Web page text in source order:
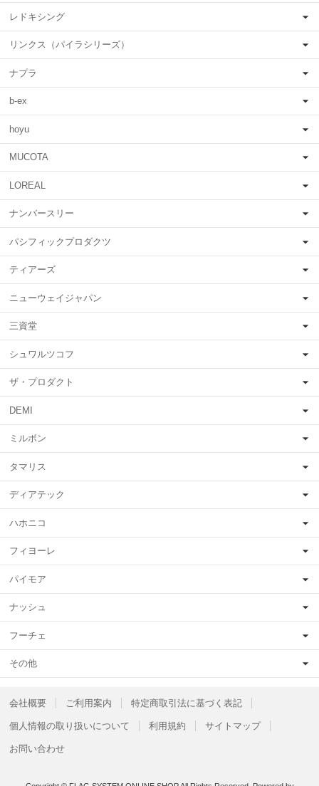
レドキシング
リンクス（パイラシリーズ）
ナプラ
b-ex
hoyu
MUCOTA
LOREAL
ナンバースリー
パシフィックプロダクツ
ティアーズ
ニューウェイジャパン
三資堂
シュワルツコフ
ザ・プロダクト
DEMI
ミルボン
タマリス
ディアテック
ハホニコ
フィヨーレ
パイモア
ナッシュ
フーチェ
その他
会社概要 ご利用案内 特定商取引法に基づく表記
個人情報の取り扱いについて 利用規約 サイトマップ
お問い合わせ